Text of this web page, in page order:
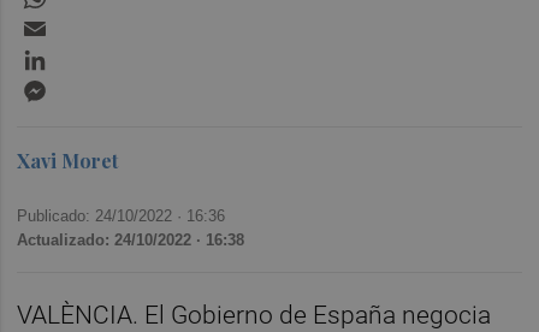
Xavi Moret
Publicado: 24/10/2022 · 16:36
Actualizado: 24/10/2022 · 16:38
VALÈNCIA. El Gobierno de España negocia